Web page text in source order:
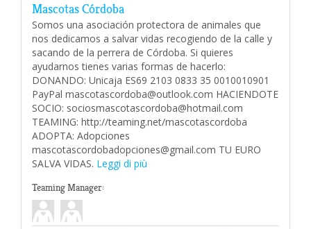
Mascotas Córdoba
Somos una asociación protectora de animales que
nos dedicamos a salvar vidas recogiendo de la calle y
sacando de la perrera de Córdoba. Si quieres
ayudarnos tienes varias formas de hacerlo:
DONANDO: Unicaja ES69 2103 0833 35 0010010901
PayPal mascotascordoba@outlook.com HACIENDOTE
SOCIO: sociosmascotascordoba@hotmail.com
TEAMING: http://teaming.net/mascotascordoba
ADOPTA: Adopciones
mascotascordobadopciones@gmail.com TU EURO
SALVA VIDAS. Leggi di più
Teaming Manager: